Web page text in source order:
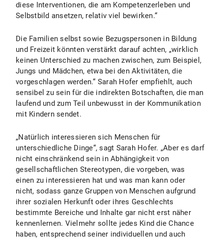
diese Interventionen, die am Kompetenzerleben und
Selbstbild ansetzen, relativ viel bewirken.“
Die Familien selbst sowie Bezugspersonen in Bildung
und Freizeit könnten verstärkt darauf achten, „wirklich
keinen Unterschied zu machen zwischen, zum Beispiel,
Jungs und Mädchen, etwa bei den Aktivitäten, die
vorgeschlagen werden.“ Sarah Hofer empfiehlt, auch
sensibel zu sein für die indirekten Botschaften, die man
laufend und zum Teil unbewusst in der Kommunikation
mit Kindern sendet.
„Natürlich interessieren sich Menschen für
unterschiedliche Dinge“, sagt Sarah Hofer. „Aber es darf
nicht einschränkend sein in Abhängigkeit von
gesellschaftlichen Stereotypen, die vorgeben, was
einen zu interessieren hat und was man kann oder
nicht, sodass ganze Gruppen von Menschen aufgrund
ihrer sozialen Herkunft oder ihres Geschlechts
bestimmte Bereiche und Inhalte gar nicht erst näher
kennenlernen. Vielmehr sollte jedes Kind die Chance
haben, entsprechend seiner individuellen und auch